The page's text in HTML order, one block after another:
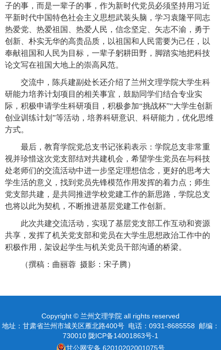
子的事，而是一辈子的事，作为新时代党员必须坚持用习近
平新时代中国特色社会主义思想武装头脑，学习袁隆平同志
热爱党、热爱祖国、热爱人民，信念坚定、矢志不渝，勇于
创新、朴实无华的高贵品质，以祖国和人民需要为己任，以
奉献祖国和人民为目标，一辈子躬耕田野，脚踏实地把科技
论文写在祖国大地上的崇高风范。
交流中，陈兵建副处长还介绍了兰州文理学院大学生科
研能力培养计划项目的相关事宜，鼓励同学们结合专业实
际，积极申请学生科研项目，积极参加“挑战杯”“大学生创新
创业训练计划”等活动，培养科研意识、科研能力，优化思维
方式。
最后，教育学院党总支书记张莉表示：学院总支非常重
视并珍惜这次党支部结对共建机会，希望学生党员在与科技
处老师们的交流活动中进一步坚定理想信念，更好的思考大
学生活的意义，找到党员先锋模范作用发挥的着力点；师生
党支部共建，是共同推进学校党建工作的新思路，学院总支
也将以此为契机，不断推进基层党建工作创新。
此次共建交流活动，实现了基层党支部工作互动和资源
共享，发挥了机关党支部和党员在大学生思想政治工作中的
积极作用，架设起学生与机关党员干部沟通的桥梁。
（撰稿：曲丽蓉 摄影：宋子腾）
Copyright © 兰州文理学院 all rights reserved
地址：甘肃省兰州市城关区雁北路400号 电话：0931-8685558 邮编：
730010 陇ICP备14001863号-1
甘公网安备 62010202001075号